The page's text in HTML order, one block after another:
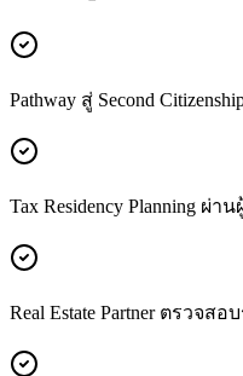
Pathway สู่ Second
Tax Residency Planning ผ่า
Real Estate Partner ตรวจส